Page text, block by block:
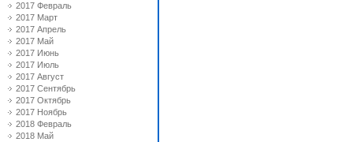
2017 Февраль
2017 Март
2017 Апрель
2017 Май
2017 Июнь
2017 Июль
2017 Август
2017 Сентябрь
2017 Октябрь
2017 Ноябрь
2018 Февраль
2018 Май